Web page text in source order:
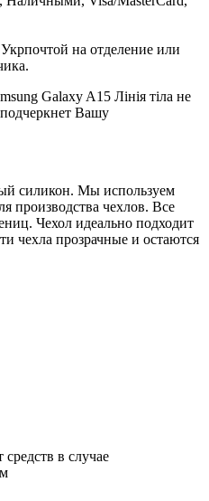
на отделение или
Galaxy A15 Лінія тіла не
Вашу
силикон. Мы используем
производства чехлов. Все
Чехол идеально подходит
чехла прозрачные и остаются
в случае